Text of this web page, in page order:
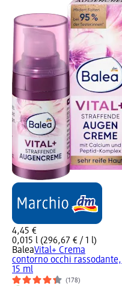
4,45 €
0,015 l (296,67 € / 1 l)
BaleaVital+ Crema
contorno occhi rassodante,
15 ml
(178)